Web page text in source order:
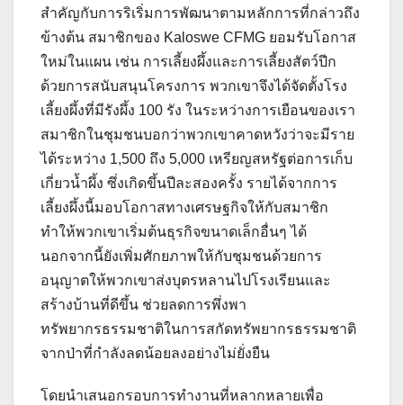
สำคัญกับการริเริ่มการพัฒนาตามหลักการที่กล่าวถึง
ข้างต้น สมาชิกของ Kaloswe CFMG ยอมรับโอกาส
ใหม่ในแผน เช่น การเลี้ยงผึ้งและการเลี้ยงสัตว์ปีก
ด้วยการสนับสนุนโครงการ พวกเขาจึงได้จัดตั้งโรง
เลี้ยงผึ้งที่มีรังผึ้ง 100 รัง ในระหว่างการเยือนของเรา
สมาชิกในชุมชนบอกว่าพวกเขาคาดหวังว่าจะมีราย
ได้ระหว่าง 1,500 ถึง 5,000 เหรียญสหรัฐต่อการเก็บ
เกี่ยวน้ำผึ้ง ซึ่งเกิดขึ้นปีละสองครั้ง รายได้จากการ
เลี้ยงผึ้งนี้มอบโอกาสทางเศรษฐกิจให้กับสมาชิก
ทำให้พวกเขาเริ่มต้นธุรกิจขนาดเล็กอื่นๆ ได้
นอกจากนี้ยังเพิ่มศักยภาพให้กับชุมชนด้วยการ
อนุญาตให้พวกเขาส่งบุตรหลานไปโรงเรียนและ
สร้างบ้านที่ดีขึ้น ช่วยลดการพึ่งพา
ทรัพยากรธรรมชาติในการสกัดทรัพยากรธรรมชาติ
จากป่าที่กำลังลดน้อยลงอย่างไม่ยั่งยืน
โดยนำเสนอกรอบการทำงานที่หลากหลายเพื่อ